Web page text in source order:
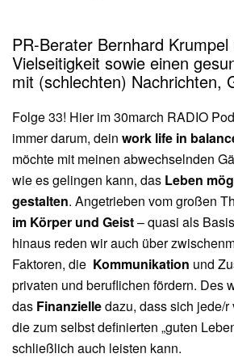
PR-Berater Bernhard
Vielseitigkeit sowie einen
mit (schlechten) Nachrichten,
Folge 33! Hier im 30march RADIO
immer darum, dein work life in
möchte mit meinen abwechselnden
wie es gelingen kann, das Leben
gestalten. Angetrieben vom großen
im Körper und Geist– quasi als
hinaus reden wir auch über
Faktoren, die Kommunikation und
privaten und beruflichen fördern. Des
das Finanzielledazu, dass sich jede/
die zum selbst definierten „guten
schließlich auch leisten kann.